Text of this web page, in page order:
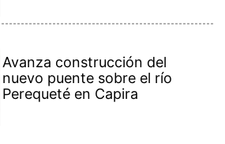
Avanza construcción del
nuevo puente sobre el río
Perequeté en Capira